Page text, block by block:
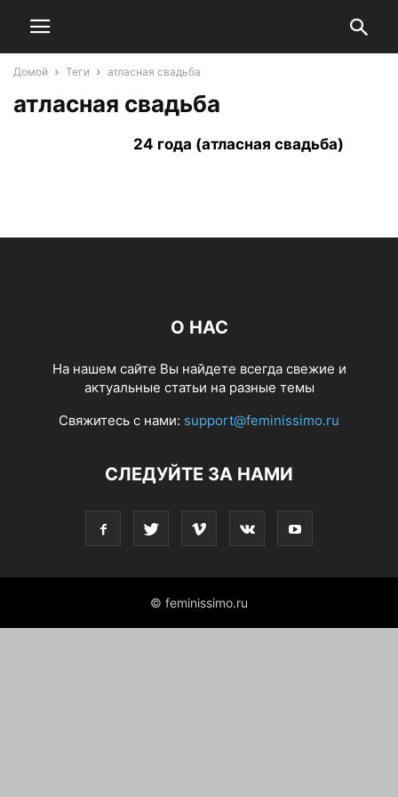
Домой Теги атласная свадьба
атласная свадьба
24 года (атласная свадьба)
О НАС
На нашем сайте Вы найдете всегда свежие и
актуальные статьи на разные темы
Свяжитесь с нами: support@feminissimo.ru
СЛЕДУЙТЕ ЗА НАМИ
© feminissimo.ru